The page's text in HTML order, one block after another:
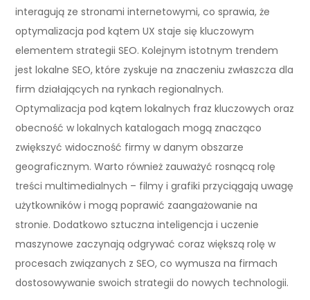
interagują ze stronami internetowymi, co sprawia, że
optymalizacja pod kątem UX staje się kluczowym
elementem strategii SEO. Kolejnym istotnym trendem
jest lokalne SEO, które zyskuje na znaczeniu zwłaszcza dla
firm działających na rynkach regionalnych.
Optymalizacja pod kątem lokalnych fraz kluczowych oraz
obecność w lokalnych katalogach mogą znacząco
zwiększyć widoczność firmy w danym obszarze
geograficznym. Warto również zauważyć rosnącą rolę
treści multimedialnych – filmy i grafiki przyciągają uwagę
użytkowników i mogą poprawić zaangażowanie na
stronie. Dodatkowo sztuczna inteligencja i uczenie
maszynowe zaczynają odgrywać coraz większą rolę w
procesach związanych z SEO, co wymusza na firmach
dostosowywanie swoich strategii do nowych technologii.